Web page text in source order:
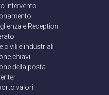
Intervento
e Reception
civili e industriali
chiavi
della posta
valori